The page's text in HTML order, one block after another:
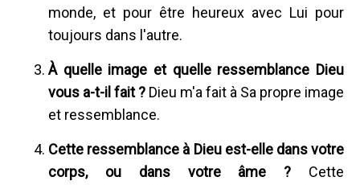
monde, et pour être heureux avec Lui pour
toujours dans l'autre.
À quelle image et quelle ressemblance Dieu
vous a-t-il fait ? Dieu m'a fait à Sa propre image
et ressemblance.
Cette ressemblance à Dieu est-elle dans votre
corps, ou dans votre âme ? Cette